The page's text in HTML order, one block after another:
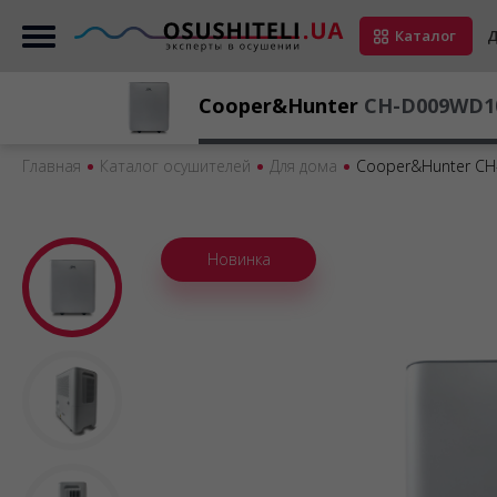
Каталог
Главная Каталог осушителей Для дома Cooper&Hunter
Cooper&Hunter CH-
Новинка